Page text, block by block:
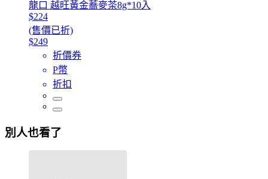
龍口 越旺黃金蕎麥茶8g*10入
$224
(售價已折)
$249
折價券
P幣
折扣
別人也看了